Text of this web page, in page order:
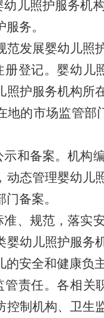
幼儿照护服务机
务。
范发展婴幼儿照
册登记。婴幼儿
照护服务机构所
地的市场监管部
示和备案。机构
动态管理婴幼儿
备案。
准、规范，落实
婴幼儿照护服务
的安全和健康负
管责任。各相关
控制机构、卫生